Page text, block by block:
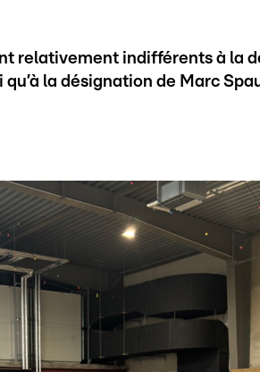
relativement indifférents à la
la désignation de Marc